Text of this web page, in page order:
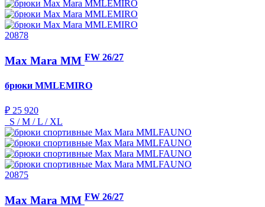
20878
Max Mara MM FW 26/27
брюки MMLEMIRO
₽ 25 920
S / M / L / XL
20875
Max Mara MM FW 26/27